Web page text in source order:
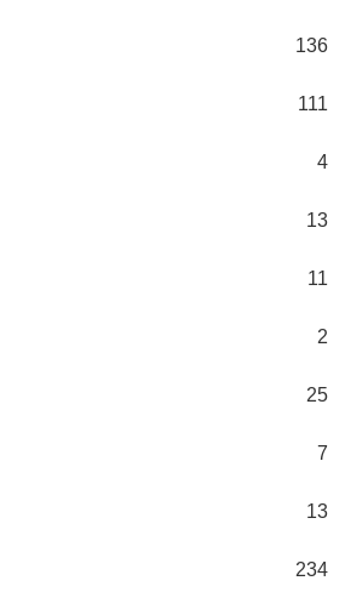
136
111
4
13
11
2
25
7
13
234